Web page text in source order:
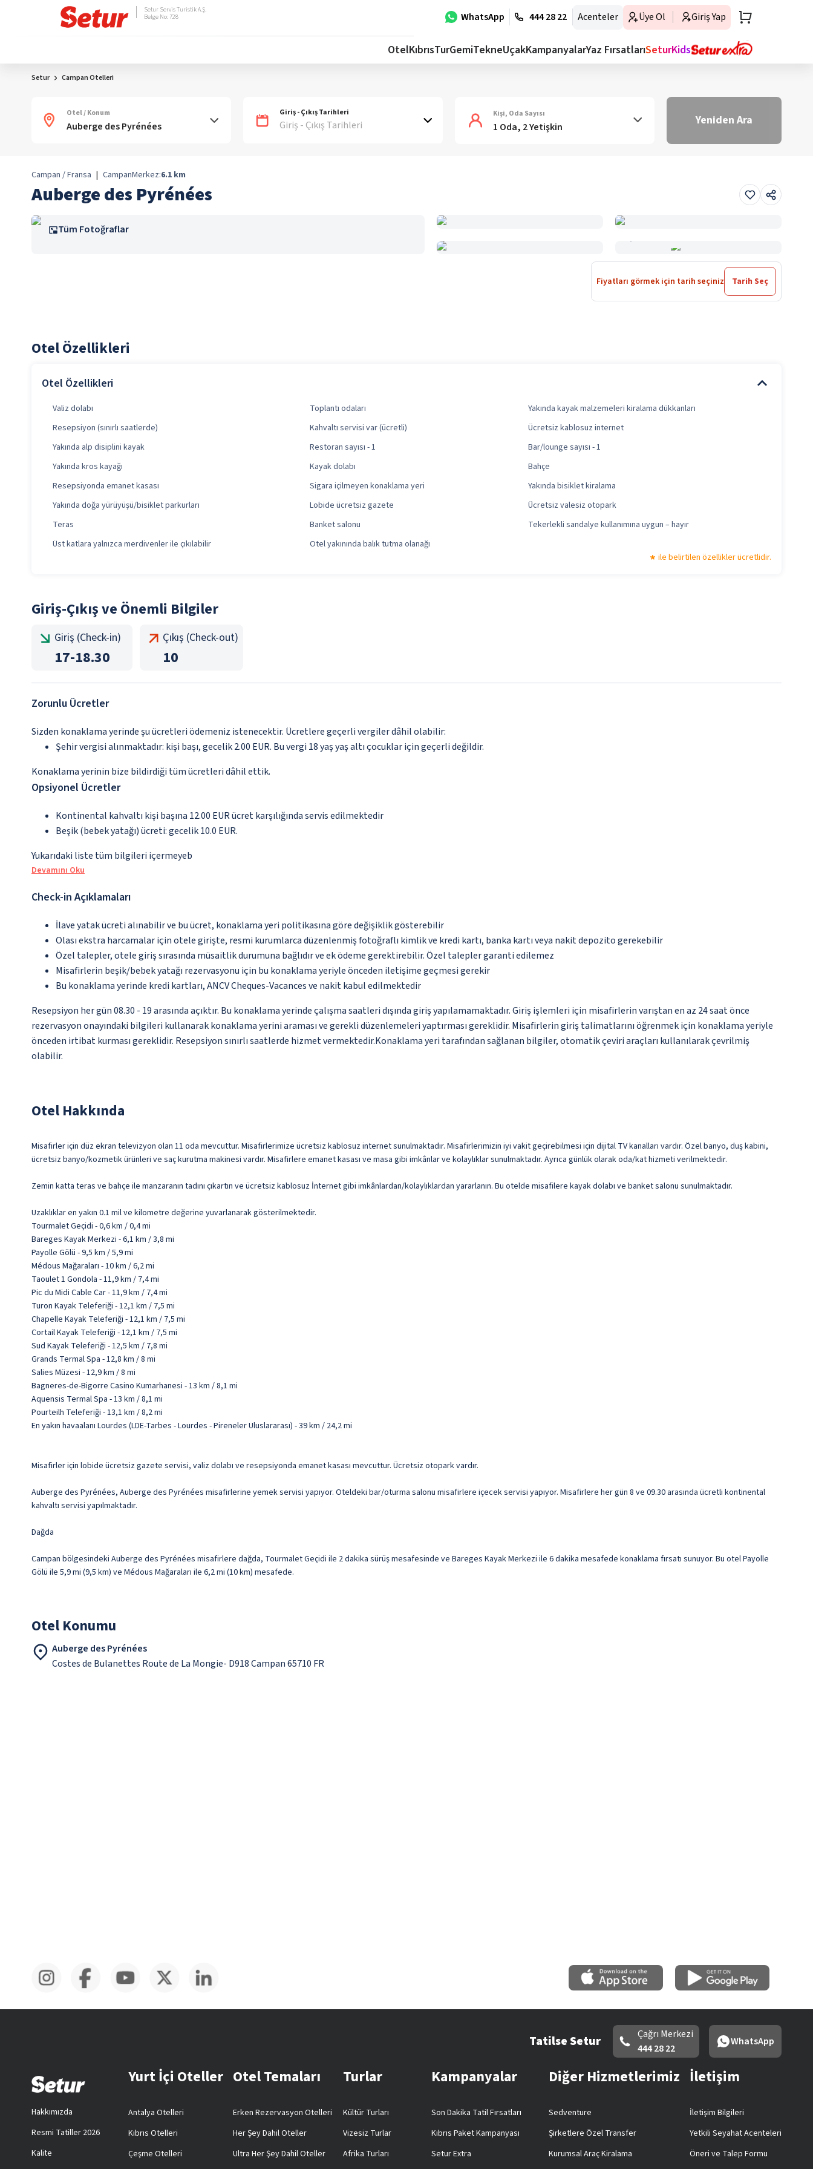
WhatsApp 444 28 22 Acenteler Üye Ol Giriş Yap
Setur Servis Turistik A.Ş.
Belge No: 728
OtelKıbrısTurGemiTekneUçakKampanyalarYaz FırsatlarıSeturKids
Setur Campan Otelleri
Otel / Konum Giriş - Çıkış Tarihleri
Giriş - Çıkış Tarihleri
Kişi, Oda Sayısı
1 Oda, 2 Yetişkin Yeniden Ara
Campan / Fransa | CampanMerkez:6.1 km
Auberge des Pyrénées
Tüm Fotoğraflar
Fiyatları görmek için tarih seçiniz Tarih Seç
Otel Özellikleri
Otel Özellikleri
Valiz dolabı Toplantı odaları
Yakında kayak malzemeleri kiralama dükkanları
Resepsiyon (sınırlı saatlerde)
Kahvaltı servisi var (ücretli)
Ücretsiz kablosuz internet
Yakında alp disiplini kayak
Restoran sayısı - 1
Bar/lounge sayısı - 1
Yakında kros kayağı
Kayak dolabı
Bahçe
Resepsiyonda emanet kasası
Sigara içilmeyen konaklama yeri
Yakında bisiklet kiralama
Yakında doğa yürüyüşü/bisiklet parkurları
Lobide ücretsiz gazete
Ücretsiz valesiz otopark
Teras
Banket salonu
Tekerlekli sandalye kullanımına uygun – hayır
Üst katlara yalnızca merdivenler ile çıkılabilir
Otel yakınında balık tutma olanağı
ile belirtilen özellikler ücretlidir.
Giriş-Çıkış ve Önemli Bilgiler
Giriş (Check-in)
17-18.30
Çıkış (Check-out)
10
Zorunlu Ücretler
Sizden konaklama yerinde şu ücretleri ödemeniz istenecektir. Ücretlere geçerli vergiler dâhil olabilir:
Şehir vergisi alınmaktadır: kişi başı, gecelik 2.00 EUR. Bu vergi 18 yaş yaş altı çocuklar için geçerli değildir.
Konaklama yerinin bize bildirdiği tüm ücretleri dâhil ettik.
Opsiyonel Ücretler
Kontinental kahvaltı kişi başına 12.00 EUR ücret karşılığında servis edilmektedir
Beşik (bebek yatağı) ücreti: gecelik 10.0 EUR.
Yukarıdaki liste tüm bilgileri içermeyeb
Devamını Oku
Check-in Açıklamaları
İlave yatak ücreti alınabilir ve bu ücret, konaklama yeri politikasına göre değişiklik gösterebilir
Olası ekstra harcamalar için otele girişte, resmi kurumlarca düzenlenmiş fotoğraflı kimlik ve kredi kartı, banka kartı veya nakit depozito gerekebilir
Özel talepler, otele giriş sırasında müsaitlik durumuna bağlıdır ve ek ödeme gerektirebilir. Özel talepler garanti edilemez
Misafirlerin beşik/bebek yatağı rezervasyonu için bu konaklama yeriyle önceden iletişime geçmesi gerekir
Bu konaklama yerinde kredi kartları, ANCV Cheques-Vacances ve nakit kabul edilmektedir
Resepsiyon her gün 08.30 - 19 arasında açıktır. Bu konaklama yerinde çalışma saatleri dışında giriş yapılamamaktadır. Giriş işlemleri için misafirlerin varıştan en az 24 saat önce
rezervasyon onayındaki bilgileri kullanarak konaklama yerini araması ve gerekli düzenlemeleri yaptırması gereklidir. Misafirlerin giriş talimatlarını öğrenmek için konaklama yeriyle
önceden irtibat kurması gereklidir. Resepsiyon sınırlı saatlerde hizmet vermektedir.Konaklama yeri tarafından sağlanan bilgiler, otomatik çeviri araçları kullanılarak çevrilmiş
olabilir.
Otel Hakkında
Misafirler için düz ekran televizyon olan 11 oda mevcuttur. Misafirlerimize ücretsiz kablosuz internet sunulmaktadır. Misafirlerimizin iyi vakit geçirebilmesi için dijital TV kanalları vardır. Özel banyo, duş kabini,
ücretsiz banyo/kozmetik ürünleri ve saç kurutma makinesi vardır. Misafirlere emanet kasası ve masa gibi imkânlar ve kolaylıklar sunulmaktadır. Ayrıca günlük olarak oda/kat hizmeti verilmektedir.
Zemin katta teras ve bahçe ile manzaranın tadını çıkartın ve ücretsiz kablosuz İnternet gibi imkânlardan/kolaylıklardan yararlanın. Bu otelde misafilere kayak dolabı ve banket salonu sunulmaktadır.
Uzaklıklar en yakın 0.1 mil ve kilometre değerine yuvarlanarak gösterilmektedir.
Tourmalet Geçidi - 0,6 km / 0,4 mi
Bareges Kayak Merkezi - 6,1 km / 3,8 mi
Payolle Gölü - 9,5 km / 5,9 mi
Médous Mağaraları - 10 km / 6,2 mi
Taoulet 1 Gondola - 11,9 km / 7,4 mi
Pic du Midi Cable Car - 11,9 km / 7,4 mi
Turon Kayak Teleferiği - 12,1 km / 7,5 mi
Chapelle Kayak Teleferiği - 12,1 km / 7,5 mi
Cortail Kayak Teleferiği - 12,1 km / 7,5 mi
Sud Kayak Teleferiği - 12,5 km / 7,8 mi
Grands Termal Spa - 12,8 km / 8 mi
Salies Müzesi - 12,9 km / 8 mi
Bagneres-de-Bigorre Casino Kumarhanesi - 13 km / 8,1 mi
Aquensis Termal Spa - 13 km / 8,1 mi
Pourteilh Teleferiği - 13,1 km / 8,2 mi
En yakın havaalanı Lourdes (LDE-Tarbes - Lourdes - Pireneler Uluslararası) - 39 km / 24,2 mi
Misafirler için lobide ücretsiz gazete servisi, valiz dolabı ve resepsiyonda emanet kasası mevcuttur. Ücretsiz otopark vardır.
Auberge des Pyrénées, Auberge des Pyrénées misafirlerine yemek servisi yapıyor. Oteldeki bar/oturma salonu misafirlere içecek servisi yapıyor. Misafirlere her gün 8 ve 09.30 arasında ücretli kontinental
kahvaltı servisi yapılmaktadır.
Dağda
Campan bölgesindeki Auberge des Pyrénées misafirlere dağda, Tourmalet Geçidi ile 2 dakika sürüş mesafesinde ve Bareges Kayak Merkezi ile 6 dakika mesafede konaklama fırsatı sunuyor. Bu otel Payolle
Gölü ile 5,9 mi (9,5 km) ve Médous Mağaraları ile 6,2 mi (10 km) mesafede.
Otel Konumu
Auberge des Pyrénées
Costes de Bulanettes Route de La Mongie- D918 Campan 65710 FR
Tatilse Setur
Çağrı Merkezi
444 28 22
WhatsApp
Hakkımızda
Resmi Tatiller 2026
Kalite
Yurt İçi Oteller
Antalya Otelleri
Kıbrıs Otelleri
Çeşme Otelleri
Otel Temaları
Erken Rezervasyon Otelleri
Her Şey Dahil Oteller
Ultra Her Şey Dahil Oteller
Turlar
Kültür Turları
Vizesiz Turlar
Afrika Turları
Kampanyalar
Son Dakika Tatil Fırsatları
Kıbrıs Paket Kampanyası
Setur Extra
Diğer Hizmetlerimiz
Sedventure
Şirketlere Özel Transfer
Kurumsal Araç Kiralama
İletişim
İletişim Bilgileri
Yetkili Seyahat Acenteleri
Öneri ve Talep Formu